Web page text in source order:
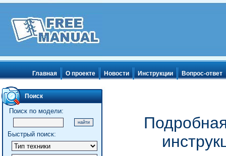
Главная О проекте Новости Инструкции Вопрос-ответ
Поиск
Поиск по модели:
Быстрый поиск: